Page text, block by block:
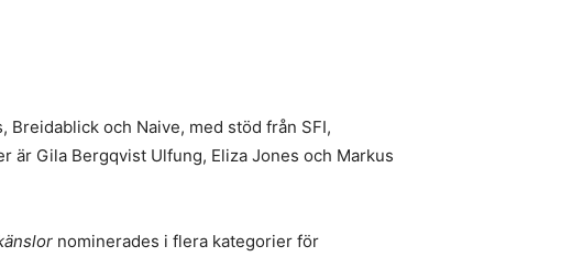
Breidablick och Naive, med stöd från SFI,
är Gila Bergqvist Ulfung, Eliza Jones och Markus
nominerades i flera kategorier för